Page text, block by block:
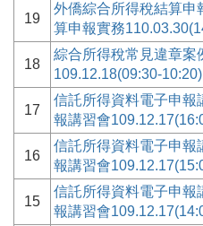
19
外僑綜合所得稅結算
算申報實務
18
綜合所得稅常見違章案
109.12.18(09:30-10:20)
17
信託所得資料電子申報
報講習會
16
信託所得資料電子申報
報講習會
15
信託所得資料電子申報
報講習會